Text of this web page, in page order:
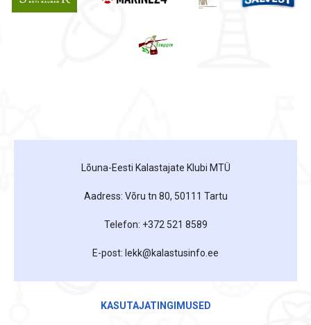
Lõuna-Eesti Kalastajate Klubi MTÜ
Aadress: Võru tn 80, 50111 Tartu
Telefon: +372 521 8589
E-post: lekk@kalastusinfo.ee
KASUTAJATINGIMUSED